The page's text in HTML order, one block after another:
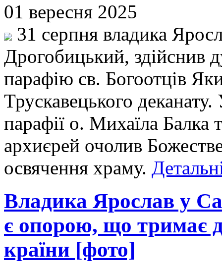
01 вересня 2025
31 серпня владика
Дрогобицький, здійснив
парафію св. Богоотців
Трускавецького деканату.
парафії о. Михаїла Балка
архиєрей очолив
освячення храму.
Владика Ярослав у
є опорою, що тримає
країни [фото]